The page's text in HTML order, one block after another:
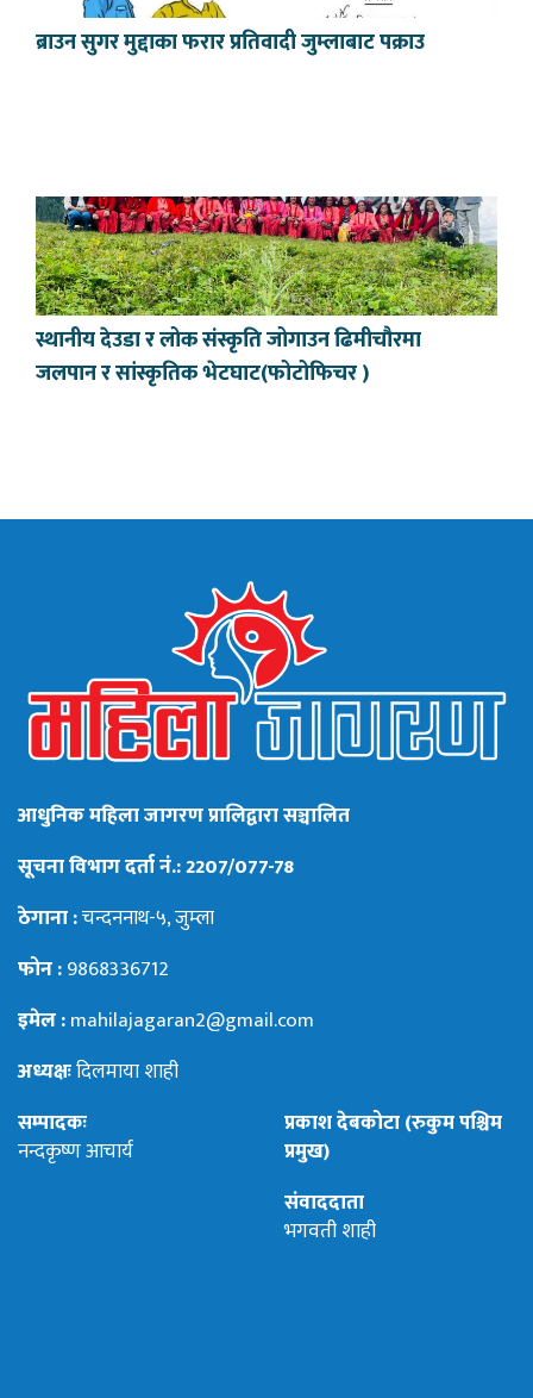
ब्राउन सुगर मुद्दाका फरार प्रतिवादी जुम्लाबाट पक्राउ
स्थानीय देउडा र लोक संस्कृति जोगाउन ढिमीचौरमा
जलपान र सांस्कृतिक भेटघाट(फोटोफिचर )
आधुनिक महिला जागरण प्रालिद्वारा सञ्चालित
सूचना विभाग दर्ता नं.: 2207/077-78
ठेगाना :चन्दननाथ-५, जुम्ला
फोन :9868336712
इमेल :mahilajagaran2@gmail.com
अध्यक्षःदिलमाया शाही
सम्पादकः
नन्दकृष्ण आचार्य
प्रकाश देबकोटा (रुकुम पश्चिम
प्रमुख)
संवाददाता
भगवती शाही